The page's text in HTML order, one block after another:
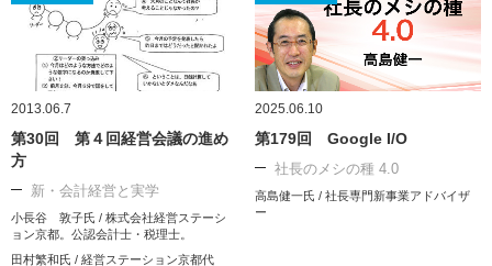
2013.06.7
第30回 第４回経営会議の進め
方
新・会計経営と実学
小長谷 敦子氏 / 株式会社経営ステーシ
ョン京都。公認会計士・税理士。
田村繁和氏 / 経営ステーション京都代
2025.06.10
第179回 Google I/O
社長のメシの種 4.0
高島健一氏 / 社長専門新事業アドバイザ
ー